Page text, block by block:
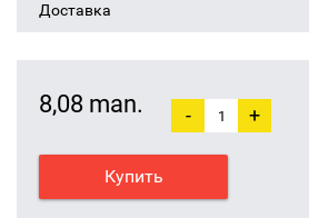
Доставка
8,08 man. - +
Купить